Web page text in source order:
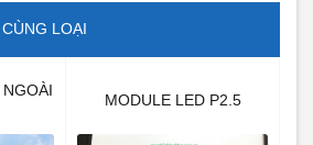
LOẠI
MODULE LED P2.5